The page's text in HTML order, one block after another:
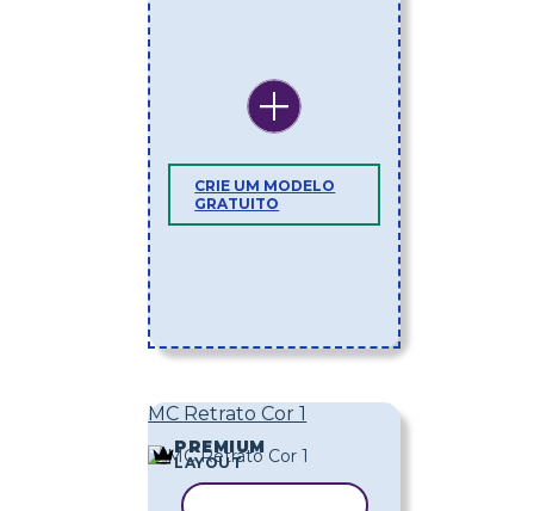
CRIE UM MODELO
GRATUITO
MC Retrato Cor 1
PREMIUM
LAYOUT